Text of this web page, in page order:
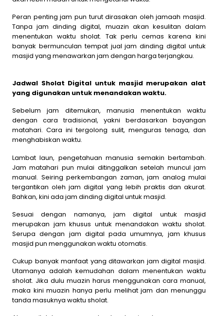
Peran penting jam pun turut dirasakan oleh jamaah masjid.
Tanpa jam dinding digital, muazin akan kesulitan dalam
menentukan waktu sholat. Tak perlu cemas karena kini
banyak bermunculan tempat jual jam dinding digital untuk
masjid yang menawarkan jam dengan harga terjangkau.
Jadwal Sholat Digital untuk masjid merupakan alat
yang digunakan untuk menandakan waktu.
Sebelum jam ditemukan, manusia menentukan waktu
dengan cara tradisional, yakni berdasarkan bayangan
matahari. Cara ini tergolong sulit, menguras tenaga, dan
menghabiskan waktu.
Lambat laun, pengetahuan manusia semakin bertambah.
Jam matahari pun mulai ditinggalkan setelah muncul jam
manual. Seiring perkembangan zaman, jam analog mulai
tergantikan oleh jam digital yang lebih praktis dan akurat.
Bahkan, kini ada jam dinding digital untuk masjid.
Sesuai dengan namanya, jam digital untuk masjid
merupakan jam khusus untuk menandakan waktu sholat.
Serupa dengan jam digital pada umumnya, jam khusus
masjid pun menggunakan waktu otomatis.
Cukup banyak manfaat yang ditawarkan jam digital masjid.
Utamanya adalah kemudahan dalam menentukan waktu
sholat. Jika dulu muazin harus menggunakan cara manual,
maka kini muazin hanya perlu melihat jam dan menunggu
tanda masuknya waktu sholat.